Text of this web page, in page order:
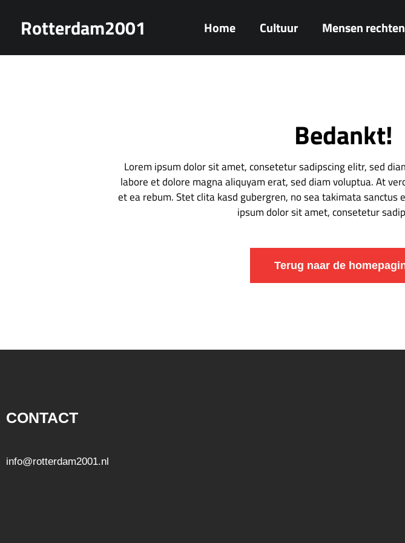
Rotterdam2001 Home Cultuur Mensen rechten
Bedankt!
Lorem ipsum dolor sit amet, consetetur sadipscing elitr, sed
labore et dolore magna aliquyam erat, sed diam voluptua. At
et ea rebum. Stet clita kasd gubergren, no sea takimata sanctus
ipsum dolor sit amet, consetetur
Terug naar de
CONTACT
info@rotterdam2001.nl